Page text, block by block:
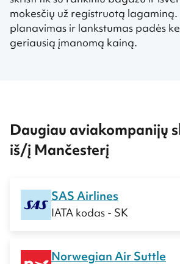
mokesčių už registruotą lagaminą.
planavimas ir lankstumas padės
geriausią įmanomą kainą.
Daugiau aviakompanijų
iš/į Mančesterį
SAS Airlines
IATA kodas - SK
Norwegian Air Suttle